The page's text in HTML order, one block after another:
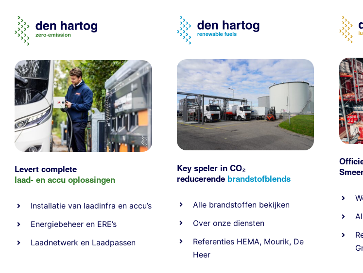
Levert complete
laad- en accu oplossingen
Installatie van laadinfra en accu’s
Energiebeheer en ERE’s
Laadnetwerk en Laadpassen
Key speler in CO₂
reducerende brandstofblends
Alle brandstoffen bekijken
Over onze diensten
Referenties HEMA, Mourik, De
Heer